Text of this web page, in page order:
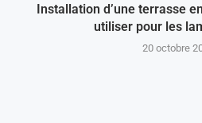
Installation d’une terrasse
utiliser pour les
20 octobre